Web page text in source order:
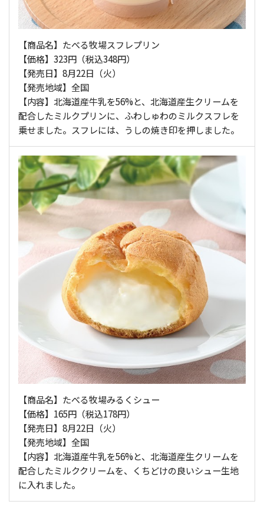
【商品名】たべる牧場スフレプリン
【価格】323円（税込348円）
【発売日】8月22日（火）
【発売地域】全国
【内容】北海道産牛乳を56%と、北海道産生クリームを
配合したミルクプリンに、ふわしゅわのミルクスフレを
乗せました。スフレには、うしの焼き印を押しました。
【商品名】たべる牧場みるくシュー
【価格】165円（税込178円）
【発売日】8月22日（火）
【発売地域】全国
【内容】北海道産牛乳を56%と、北海道産生クリームを
配合したミルククリームを、くちどけの良いシュー生地
に入れました。